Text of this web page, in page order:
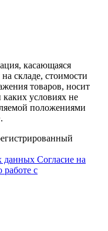
касающаяся
складе, стоимости
товаров, носит
условиях не
положениями
данных Согласие на
работе с